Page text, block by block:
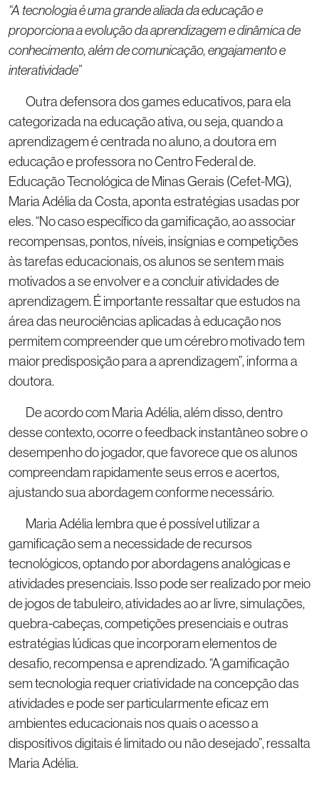
“A tecnologia é uma grande aliada da educação e
proporciona a evolução da aprendizagem e dinâmica de
conhecimento, além de comunicação, engajamento e
interatividade”
Outra defensora dos games educativos, para ela
categorizada na educação ativa, ou seja, quando a
aprendizagem é centrada no aluno, a doutora em
educação e professora no Centro Federal de.
Educação Tecnológica de Minas Gerais (Cefet-MG),
Maria Adélia da Costa, aponta estratégias usadas por
eles. “No caso específico da gamificação, ao associar
recompensas, pontos, níveis, insígnias e competições
às tarefas educacionais, os alunos se sentem mais
motivados a se envolver e a concluir atividades de
aprendizagem. É importante ressaltar que estudos na
área das neurociências aplicadas à educação nos
permitem compreender que um cérebro motivado tem
maior predisposição para a aprendizagem”, informa a
doutora.
De acordo com Maria Adélia, além disso, dentro
desse contexto, ocorre o feedback instantâneo sobre o
desempenho do jogador, que favorece que os alunos
compreendam rapidamente seus erros e acertos,
ajustando sua abordagem conforme necessário.
Maria Adélia lembra que é possível utilizar a
gamificação sem a necessidade de recursos
tecnológicos, optando por abordagens analógicas e
atividades presenciais. Isso pode ser realizado por meio
de jogos de tabuleiro, atividades ao ar livre, simulações,
quebra-cabeças, competições presenciais e outras
estratégias lúdicas que incorporam elementos de
desafio, recompensa e aprendizado. “A gamificação
sem tecnologia requer criatividade na concepção das
atividades e pode ser particularmente eficaz em
ambientes educacionais nos quais o acesso a
dispositivos digitais é limitado ou não desejado”, ressalta
Maria Adélia.